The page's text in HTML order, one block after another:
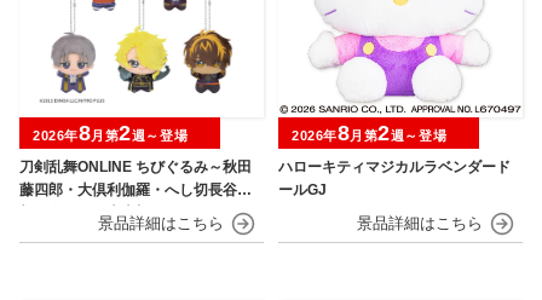
刀剣乱舞ONLINE ちびぐるみ～秋田
藤四郎・大倶利伽羅・へし切長谷
部・獅子王・火車切～
2026年8月第2週～登場
ハローキティマジカルラベンダード
ールGJ
2026年8月第2週～登場